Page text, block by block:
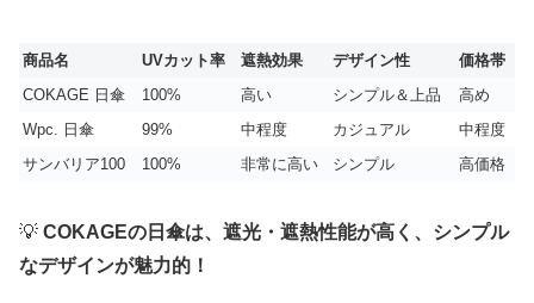
商品名 UVカット率 遮熱効果 デザイン性
価格帯
COKAGE 日傘
100% 高い シンプル＆上品
高め
Wpc. 日傘
99% 中程度 カジュアル
中程度
サンバリア100
100% 非常に高い シンプル 高価格
💡 COKAGEの日傘は、遮光・遮熱性能が高く、シンプル
なデザインが魅力的！